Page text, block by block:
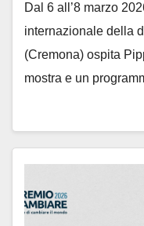
Dal 6 all’8 marzo
internazionale della
(Cremona) ospita
mostra e un